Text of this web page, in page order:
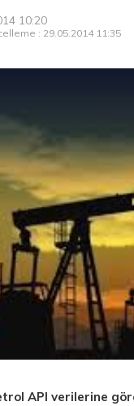
10:20
: 29.05.2014 11:35
API verilerine